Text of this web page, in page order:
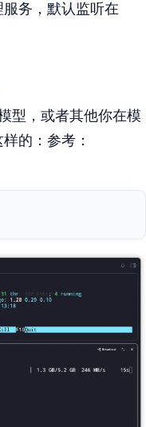
务，默认监听在
型，或者其他你在模
的：参考：